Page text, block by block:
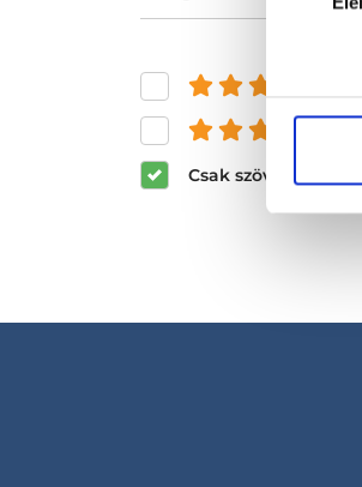
Csak szöveges